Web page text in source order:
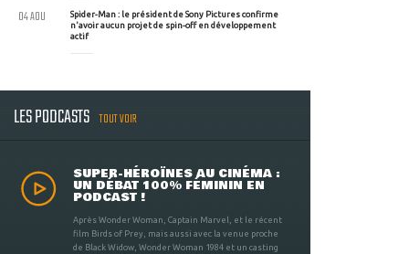
Spider-Man : le président de Sony Pictures confirme
n'avoir aucun projet de spin-off en développement
actif
04 AOU
LES PODCASTS TOUT VOIR
SUPER-HÉROÏNES AU CINÉMA :
UN DÉBAT 100% FÉMININ EN
PODCAST !
Après Wonder Woman, Captain Marvel, et le récent
film Birds of Prey, mais aussi avec la venue proche
de Black Widow, Wonder Woman 1984 et un casting